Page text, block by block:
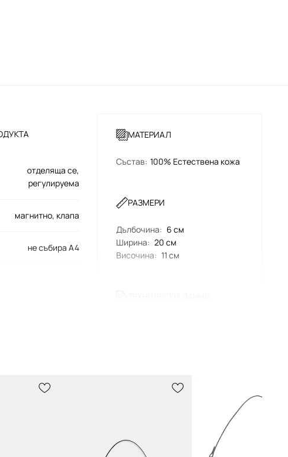
отделяща се,
регулируема
магнитно, клапа
не събира A4
МАТЕРИАЛ
Състав: 100% Естествена кожа
РАЗМЕРИ
Дълбочина: 6 см
Ширина: 20 см
Височина: 11 см